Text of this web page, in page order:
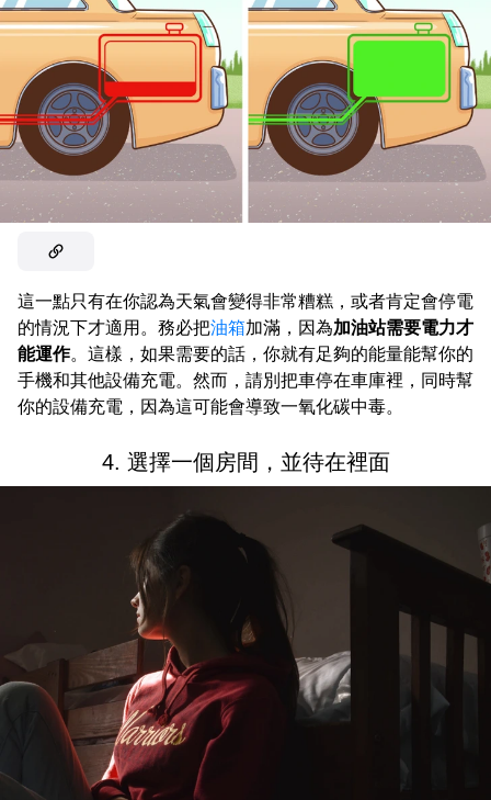
這一點只有在你認為天氣會變得非常糟糕，或者肯定會停電
的情況下才適用。務必把油箱加滿，因為加油站需要電力才
能運作。這樣，如果需要的話，你就有足夠的能量能幫你的
手機和其他設備充電。然而，請別把車停在車庫裡，同時幫
你的設備充電，因為這可能會導致一氧化碳中毒。
4. 選擇一個房間，並待在裡面